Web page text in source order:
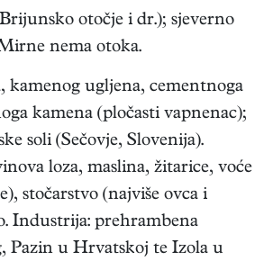
otočje i dr.); sjeverno
nema otoka.
kamenog ugljena, cementnoga
kamena (pločasti vapnenac);
soli (Sečovje, Slovenija).
loza, maslina, žitarice, voće
stočarstvo (najviše ovca i
Industrija: prehrambena
Pazin u Hrvatskoj te Izola u